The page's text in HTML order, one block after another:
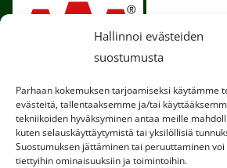
Hallinnoi evästeiden
suostumusta
Parhaan kokemuksen tarjoamiseksi käytämme
evästeitä, tallentaaksemme ja/tai
tekniikoiden hyväksyminen antaa meille
kuten selauskäyttäytymistä tai yksilöllisiä
Suostumuksen jättäminen tai peruuttaminen
tiettyihin ominaisuuksiin ja toimintoihin.